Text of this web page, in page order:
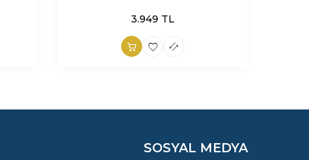
3.949 TL
SOSYAL MEDYA